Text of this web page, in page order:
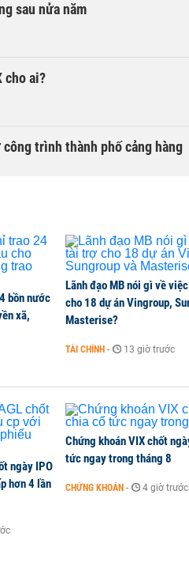
sau nửa năm
cho ai?
trình thành phố cảng hàng
trình đóng BHXH bắt buộc
tố
bồn nước
xã,
Lãnh đạo MB nói gì về
cho 18 dự án Vingroup,
Masterise?
TÀI CHÍNH - 13 giờ trước
ngày IPO
hơn 4 lần
Chứng khoán VIX chốt
tức ngay trong tháng 8
CHỨNG KHOÁN - 4 giờ trước